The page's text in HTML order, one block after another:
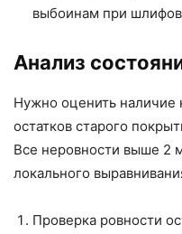
выбоинам при
Анализ
Нужно оценить наличие
остатков старого
Все неровности выше 2
локального
Проверка ровности